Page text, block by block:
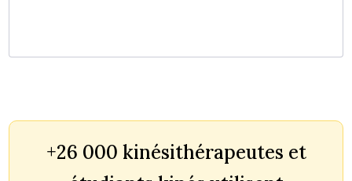
+26 000 kinésithérapeutes et